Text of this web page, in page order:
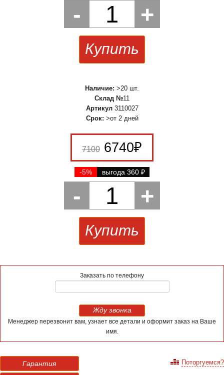
- 1 +
Купить
Наличие: >20 шт.
Склад №11
Артикул 3110027
Срок: >от 2 дней
7100 6740₽
-5% выгода 360 ₽
- 1 +
Купить
Заказать по телефону
Жду звонка
Менеджер перезвонит вам, узнает все детали и оформит заказ на Ваше
имя.
Гарантия Поторгуемся?